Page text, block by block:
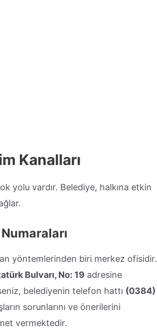
Kanalları
yolu vardır. Belediye, halkına etkin
yöntemlerinden biri merkez ofisidir.
Bulvarı, No: 19 adresine
belediyenin telefon hattı (0384)
sorunlarını ve önerilerini
vermektedir.